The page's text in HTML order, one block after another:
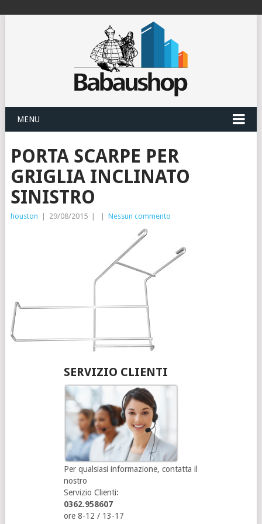
MENU
PORTA SCARPE PER
GRIGLIA INCLINATO
SINISTRO
houston 29/08/2015 Nessun commento
SERVIZIO CLIENTI
Per qualsiasi informazione, contatta il
nostro
Servizio Clienti:
0362.958607
ore 8-12 / 13-17